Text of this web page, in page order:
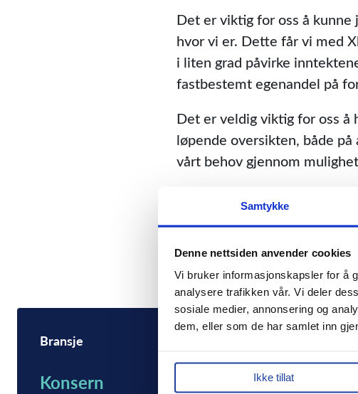
Samtykke
Denne nettsiden anvender cookies
Vi bruker informasjonskapsler for å
analysere trafikken vår. Vi deler
sosiale medier, annonsering og
dem, eller som de har samlet inn
Ikke tillat
Det er viktig for oss å
hvor vi er. Dette får vi med
i liten grad påvirke
fastbestemt egenandel på
Det er veldig viktig for oss å
løpende oversikten, både
vårt behov gjennom
gjennom
Bransje
Konsern